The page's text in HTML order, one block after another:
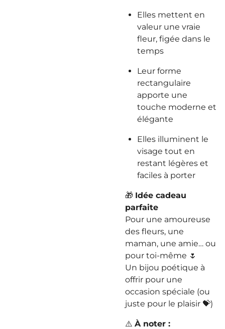
Elles mettent en
valeur une vraie
fleur, figée dans le
temps
Leur forme
rectangulaire
apporte une
touche moderne et
élégante
Elles illuminent le
visage tout en
restant légères et
faciles à porter
🎁 Idée cadeau
parfaite
Pour une amoureuse
des fleurs, une
maman, une amie… ou
pour toi-même 🌷
Un bijou poétique à
offrir pour une
occasion spéciale (ou
juste pour le plaisir 💝)
⚠️ À noter :